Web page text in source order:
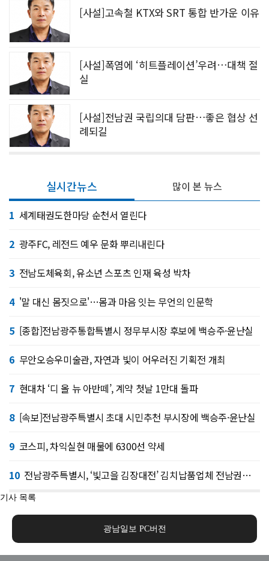
[사설]고속철 KTX와 SRT 통합 반가운 이유
[사설]폭염에 ‘히트플레이션’우려…대책 절
실
[사설]전남권 국립의대 담판…좋은 협상 선
례되길
실시간뉴스
1 세계태권도한마당 순천서 열린다
2 광주FC, 레전드 예우 문화 뿌리내린다
3 전남도체육회, 유소년 스포츠 인재 육성 박차
4 '말 대신 몸짓으로'…몸과 마음 잇는 무언의 인문학
5 [종합]전남광주통합특별시 정무부시장 후보에 백승주·윤난실
6 무안오승우미술관, 자연과 빛이 어우러진 기획전 개최
7 현대차 ‘디 올 뉴 아반떼’, 계약 첫날 1만대 돌파
8 [속보]전남광주특별시 초대 시민추천 부시장에 백승주·윤난실
9 코스피, 차익실현 매물에 6300선 약세
10 전남광주특별시, ‘빛고을 김장대전’ 김치납품업체 전남권역 확대
많이 본 뉴스
기사 목록
광남일보 PC버전